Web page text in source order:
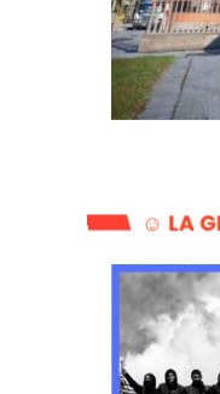
☺️ LA